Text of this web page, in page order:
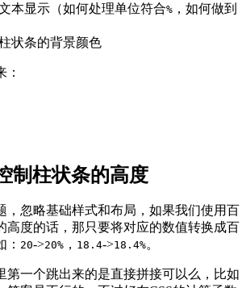
本显示（如何处理单位符合% ，如何做到
状条的背景颜色
制柱状条的高度
，忽略基础样式和布局，如果我们使用百
高度的话，那只要将对应的数值转换成百
20->20% ， 18.4->18.4%。
第一个跳出来的是直接拼接可以么，比如